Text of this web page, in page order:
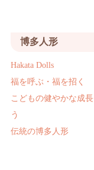
博多人形
Hakata Dolls
福を呼ぶ・福を招く
こどもの健やかな成
う
伝統の博多人形